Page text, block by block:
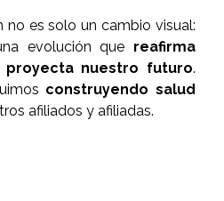
no es solo un cambio visual:
evolución que reafirma
proyecta nuestro futuro.
construyendo salud
afiliados y afiliadas.